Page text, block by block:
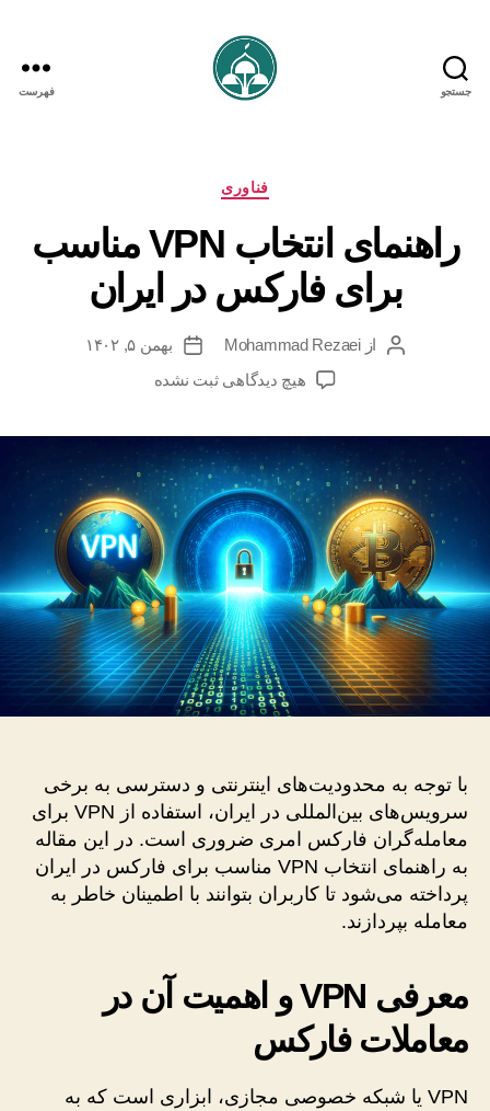
جستجو فهرست
دسته‌هافناوری
راهنمای انتخاب VPN مناسب
برای فارکس در ایران
نویسنده
ازMohammad Rezaei
تاریخبهمن ۵, ۱۴۰۲
هیچ دیدگاهیبرای
VPN
مناسب
برای
فارکس
در
ایران
ثبت نشده
با توجه به محدودیت‌های اینترنتی و دسترسی به برخی
سرویس‌های بین‌المللی در ایران، استفاده از VPN برای
معامله‌گران فارکس امری ضروری است. در این مقاله
به راهنمای انتخاب VPN مناسب برای فارکس در ایران
پرداخته می‌شود تا کاربران بتوانند با اطمینان خاطر به
معامله بپردازند.
معرفی VPN و اهمیت آن در
معاملات فارکس
VPN یا شبکه خصوصی مجازی، ابزاری است که به